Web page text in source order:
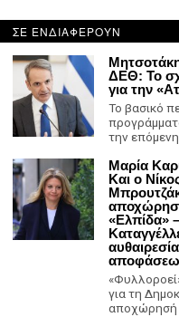
ΣΕ ΕΝΔΙΑΦΕΡΟΥΝ
ΔΕΘ: Το
για την
Το βασικό
την επόμενη
Μαρία
Και ο
«Ελπίδα» –
για τη
αποχώρησή